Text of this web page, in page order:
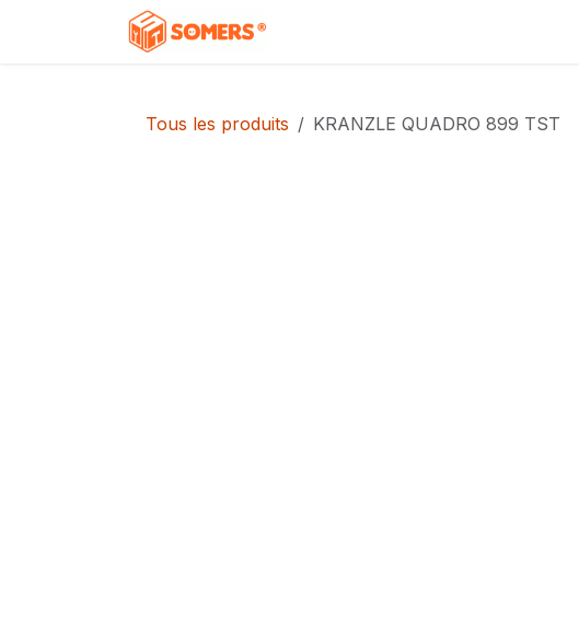
Se rendre au contenu
Tous les produits KRANZLE QUADRO 899 TST